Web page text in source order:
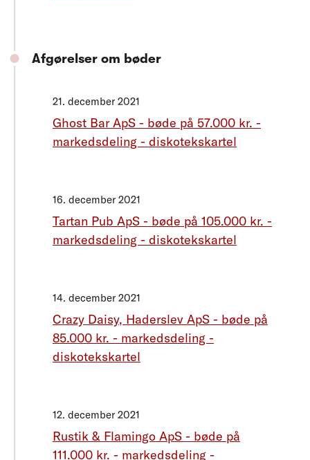
Afgørelser om bøder
21. december 2021
Ghost Bar ApS - bøde på 57.000 kr. -
markedsdeling - diskotekskartel
16. december 2021
Tartan Pub ApS - bøde på 105.000 kr. -
markedsdeling - diskotekskartel
14. december 2021
Crazy Daisy, Haderslev ApS - bøde på
85.000 kr. - markedsdeling -
diskotekskartel
12. december 2021
Rustik & Flamingo ApS - bøde på
111.000 kr. - markedsdeling -